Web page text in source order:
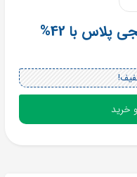
خرید اشتراک 3 ماهه دیجی پلاس با 42%
خرید